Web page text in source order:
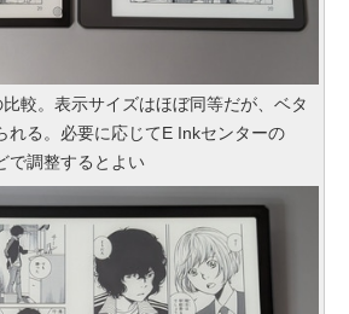
較。表示サイズはほぼ同等だが、ベタ
れる。必要に応じてE Inkセンターの
で調整するとよい